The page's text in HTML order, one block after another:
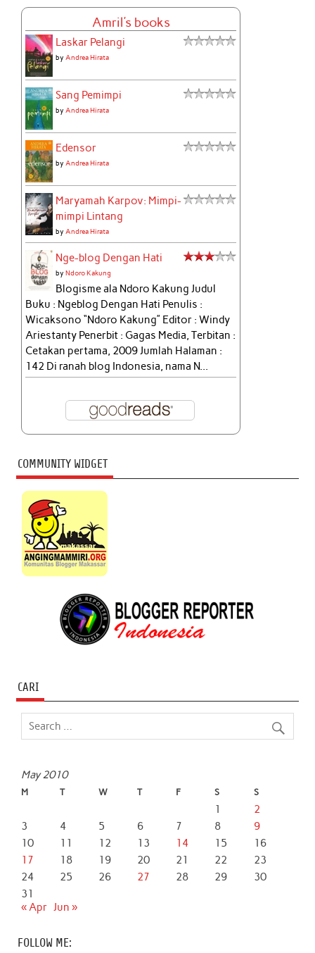
Amril's books
Laskar Pelangi
byAndrea Hirata
Sang Pemimpi
byAndrea Hirata
Edensor
byAndrea Hirata
Maryamah Karpov: Mimpi-
mimpi Lintang
byAndrea Hirata
Nge-blog Dengan Hati
byNdoro Kakung
Blogisme ala Ndoro Kakung Judul
Buku : Ngeblog Dengan Hati Penulis :
Wicaksono “Ndoro Kakung” Editor : Windy
Ariestanty Penerbit : Gagas Media, Terbitan :
Cetakan pertama, 2009 Jumlah Halaman :
142 Di ranah blog Indonesia, nama N...
COMMUNITY WIDGET
CARI
May 2010
M T W T F S S
1
2
3
4 5 6 7 8
9
10
11 12 13 14 15
16
17
18 19 20 21 22
23
24
25 26 27 28 29
30
31
« Apr Jun »
FOLLOW ME: